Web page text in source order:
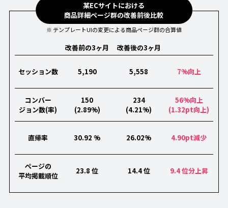
某ECサイトにおける
商品詳細ページ群の改善前後比較
※ テンプレートUIの変更による商品ページ群の合算値
改善前の3ヶ月 改善後の3ヶ月
セッション数 5,190 5,558 7%向上
コンバー
ジョン数(率)
150
(2.89%)
234
(4.21%)
56%向上
(1.32pt向上)
直帰率 30.92 % 26.02% 4.90pt減少
ページの
平均掲載順位
23.8 位 14.4 位 9.4 位分上昇